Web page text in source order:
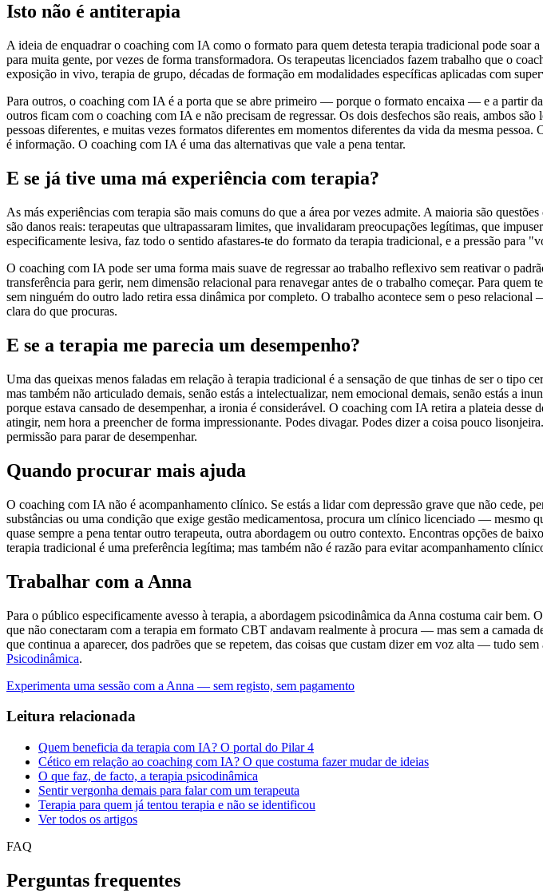
Isto não é antiterapia
A ideia de enquadrar o coaching com IA como o formato para quem detesta terapia tradicional pode
para muita gente, por vezes de forma transformadora. Os terapeutas licenciados fazem trabalho que o
exposição in vivo, terapia de grupo, décadas de formação em modalidades específicas aplicadas com
Para outros, o coaching com IA é a porta que se abre primeiro — porque o formato encaixa — e a partir
outros ficam com o coaching com IA e não precisam de regressar. Os dois desfechos são reais, ambos
pessoas diferentes, e muitas vezes formatos diferentes em momentos diferentes da vida da mesma
é informação. O coaching com IA é uma das alternativas que vale a pena tentar.
E se já tive uma má experiência com terapia?
As más experiências com terapia são mais comuns do que a área por vezes admite. A maioria são
são danos reais: terapeutas que ultrapassaram limites, que invalidaram preocupações legítimas, que
especificamente lesiva, faz todo o sentido afastares-te do formato da terapia tradicional, e a pressão para
O coaching com IA pode ser uma forma mais suave de regressar ao trabalho reflexivo sem reativar o
transferência para gerir, nem dimensão relacional para renavegar antes de o trabalho começar. Para
sem ninguém do outro lado retira essa dinâmica por completo. O trabalho acontece sem o peso
clara do que procuras.
E se a terapia me parecia um desempenho?
Uma das queixas menos faladas em relação à terapia tradicional é a sensação de que tinhas de ser o
mas também não articulado demais, senão estás a intelectualizar, nem emocional demais, senão estás a
porque estava cansado de desempenhar, a ironia é considerável. O coaching com IA retira a plateia
atingir, nem hora a preencher de forma impressionante. Podes divagar. Podes dizer a coisa pouco
permissão para parar de desempenhar.
Quando procurar mais ajuda
O coaching com IA não é acompanhamento clínico. Se estás a lidar com depressão grave que não cede,
substâncias ou uma condição que exige gestão medicamentosa, procura um clínico licenciado — mesmo
quase sempre a pena tentar outro terapeuta, outra abordagem ou outro contexto. Encontras opções de
terapia tradicional é uma preferência legítima; mas também não é razão para evitar acompanhamento
Trabalhar com a Anna
Para o público especificamente avesso à terapia, a abordagem psicodinâmica da Anna costuma cair
que não conectaram com a terapia em formato CBT andavam realmente à procura — mas sem a
que continua a aparecer, dos padrões que se repetem, das coisas que custam dizer em voz alta — tudo
Psicodinâmica.
Experimenta uma sessão com a Anna — sem registo, sem pagamento
Leitura relacionada
Quem beneficia da terapia com IA? O portal do Pilar 4
Cético em relação ao coaching com IA? O que costuma fazer mudar de ideias
O que faz, de facto, a terapia psicodinâmica
Sentir vergonha demais para falar com um terapeuta
Terapia para quem já tentou terapia e não se identificou
Ver todos os artigos
FAQ
Perguntas frequentes